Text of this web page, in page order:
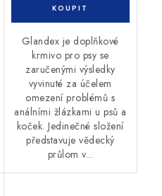
Glandex je doplňkové
krmivo pro psy se
zaručenými výsledky
vyvinuté za účelem
omezení problémů s
análními žlázkami u psů a
koček. Jedinečné složení
představuje vědecký
průlom v...